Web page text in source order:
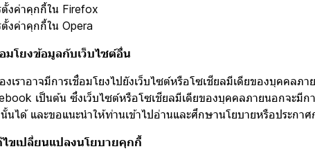
ตั้งค่าคุกกี้ใน Firefox
ตั้งค่าคุกกี้ใน Opera
อมโยงข้อมูลกับเว็บไซต์อื่น
งเราอาจมีการเชื่อมโยงไปยังเว็บไซต์หรือโซเชียลมีเดียของบุคคล
เป็นต้น ซึ่งเว็บไซต์หรือโซเชียลมีเดียของบุคคลภายนอกจะมี
นได้ และขอแนะนำให้ท่านเข้าไปอ่านและศึกษานโยบายหรือประกา
ไขเปลี่ยนแปลงนโยบายคุกกี้